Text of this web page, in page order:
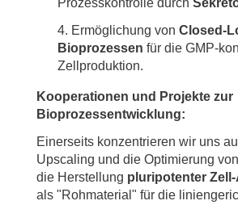
Prozesskontrolle durch
Ermöglichung von Closed-
Bioprozessen für die GMP-
Zellproduktion.
Kooperationen und Projekte zur
Bioprozessentwicklung:
Einerseits konzentrieren wir uns
Upscaling und die Optimierung
die Herstellung pluripotenter
als "Rohmaterial" für die